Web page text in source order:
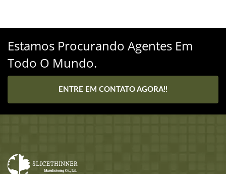
Estamos Procurando Agentes Em
Todo O Mundo.
ENTRE EM CONTATO AGORA!!